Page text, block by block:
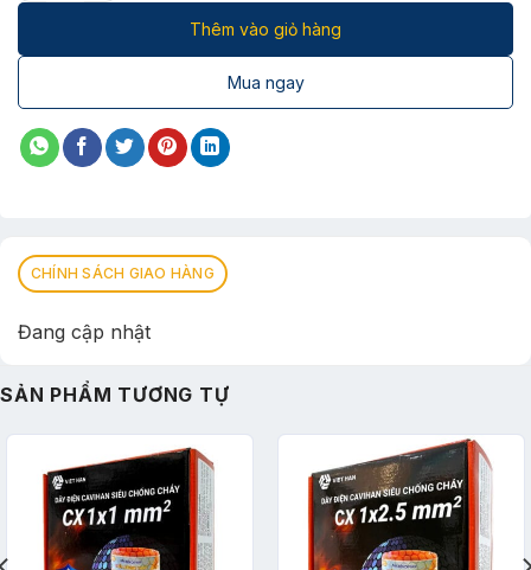
Thêm vào giỏ hàng
Mua ngay
CHÍNH SÁCH GIAO HÀNG
Đang cập nhật
SẢN PHẨM TƯƠNG TỰ